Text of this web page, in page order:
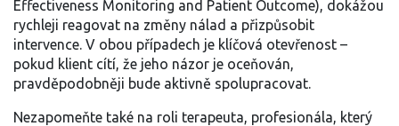
Effectiveness Monitoring and Patient Outcome), dokážou
rychleji reagovat na změny nálad a přizpůsobit
intervence. V obou případech je klíčová otevřenost –
pokud klient cítí, že jeho názor je oceňován,
pravděpodobněji bude aktivně spolupracovat.
Nezapomeňte také na roli terapeuta, profesionála, který